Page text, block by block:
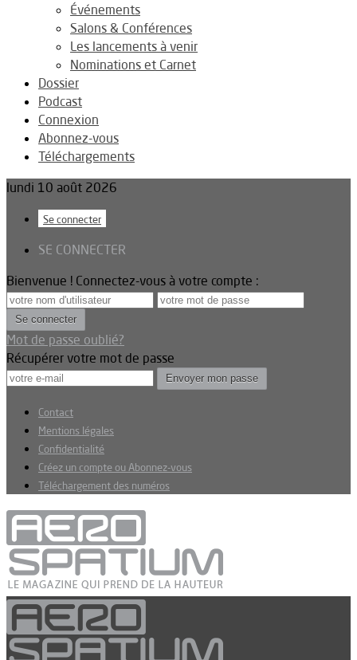
Événements
Salons & Conférences
Les lancements à venir
Nominations et Carnet
Dossier
Podcast
Connexion
Abonnez-vous
Téléchargements
lundi 10 août 2026
Se connecter
SE CONNECTER
Bienvenue ! Connectez-vous à votre compte :
Mot de passe oublié?
Récupérer votre mot de passe
Contact
Mentions légales
Confidentialité
Créez un compte ou Abonnez-vous
Téléchargement des numéros